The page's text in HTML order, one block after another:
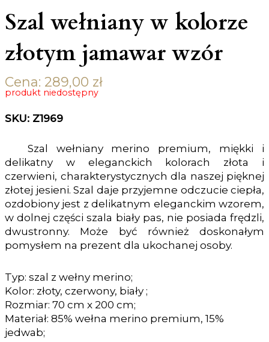
Szal wełniany w kolorze
złotym jamawar wzór
Cena: 289,00 zł
produkt niedostępny
SKU: Z1969
Szal wełniany merino premium, miękki i
delikatny w eleganckich kolorach złota i
czerwieni, charakterystycznych dla naszej pięknej
złotej jesieni. Szal daje przyjemne odczucie ciepła,
ozdobiony jest z delikatnym eleganckim wzorem,
w dolnej części szala biały pas, nie posiada frędzli,
dwustronny. Może być również doskonałym
pomysłem na prezent dla ukochanej osoby.
Typ: szal z wełny merino;
Kolor: złoty, czerwony, biały ;
Rozmiar: 70 cm x 200 cm;
Materiał: 85% wełna merino premium, 15%
jedwab;